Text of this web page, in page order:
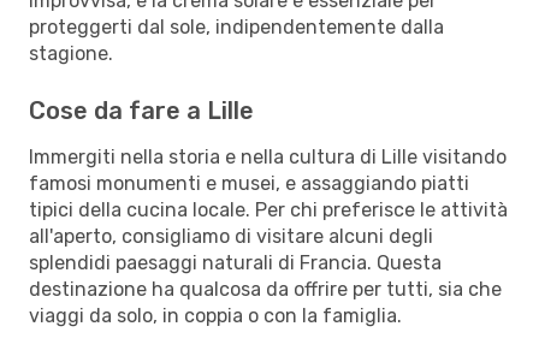
proteggerti dal sole, indipendentemente dalla
stagione.
Cose da fare a Lille
Immergiti nella storia e nella cultura di Lille visitando
famosi monumenti e musei, e assaggiando piatti
tipici della cucina locale. Per chi preferisce le attività
all'aperto, consigliamo di visitare alcuni degli
splendidi paesaggi naturali di Francia. Questa
destinazione ha qualcosa da offrire per tutti, sia che
viaggi da solo, in coppia o con la famiglia.